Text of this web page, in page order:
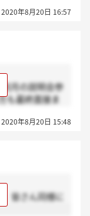
2020年8月20日 16:57
月の説明会参
も最終面接ま
2020年8月20日 15:48
皆さん同様に